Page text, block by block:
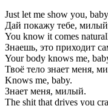
Just let me show you,
Дай покажу тебе,
You know it comes
Знаешь, это приходит
Your body knows me,
Твоё тело знает меня,
Knows me, baby.
Знает меня, милый.
The shit that drives you